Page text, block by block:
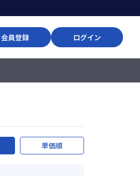
会員登録 ログイン
単価順